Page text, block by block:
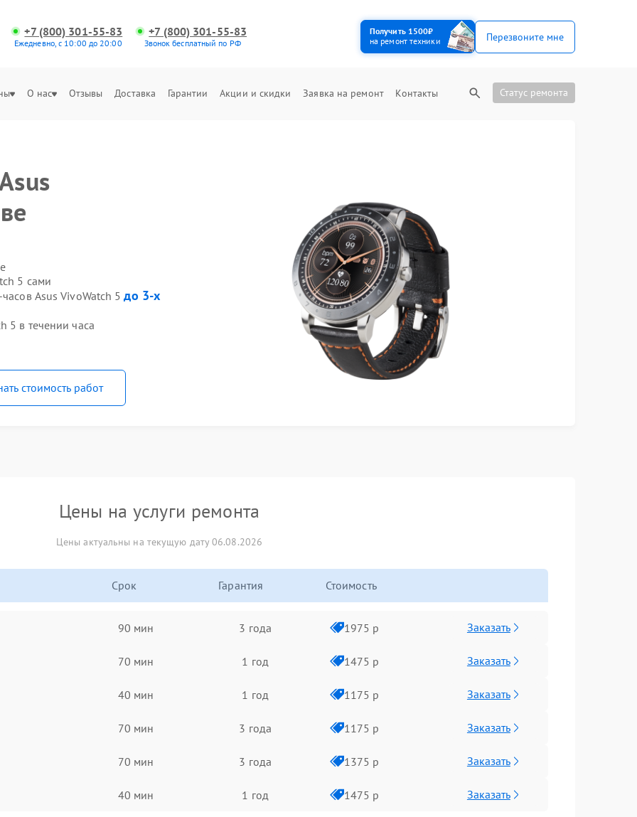
+7 (800) 301-55-83
Ежедневно, с 10:00 до 20:00
+7 (800) 301-55-83
Звонок бесплатный по РФ
Получить 1500₽
на ремонт техники
Перезвоните мне
О нас Отзывы Доставка Гарантии Акции и скидки Заявка на ремонт Контакты Статус ремонта
5 сами
Asus VivoWatch 5до 3-х
5 в течении часа
стоимость работ
Цены на услуги ремонта
Цены актуальны на текущую дату 06.08.2026
Срок Гарантия Стоимость
90 мин 3 года 1975 р Заказать
70 мин 1 год 1475 р Заказать
40 мин 1 год 1175 р Заказать
70 мин 3 года 1175 р Заказать
70 мин 3 года 1375 р Заказать
40 мин 1 год 1475 р Заказать